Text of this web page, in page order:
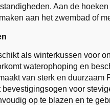
Aan de
aan het zwembad of
als winterkussen voor
waterophoping en
van sterk en duurzaam
bevestigingsogen voor
op te blazen en te